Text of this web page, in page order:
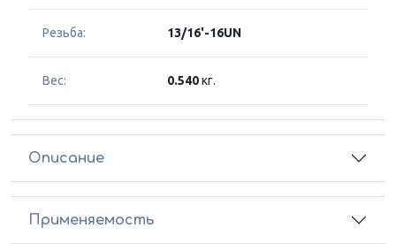
Резьба: 13/16'-16UN
Вес: 0.540кг.
Описание
Применяемость